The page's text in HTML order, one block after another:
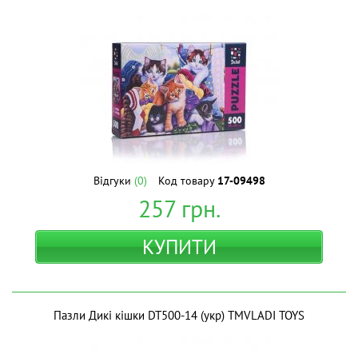
Відгуки (0) Код товару 17-09498
257грн.
КУПИТИ
Пазли Дикі кішки DT500-14 (укр) ТМVLADI TOYS